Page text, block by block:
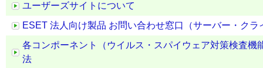
ユーザーズサイトについて
ESET 法人向け製品 お問い合わせ窓口（サーバー・クラ
各コンポーネント（ウイルス・スパイウェア対策検査
法